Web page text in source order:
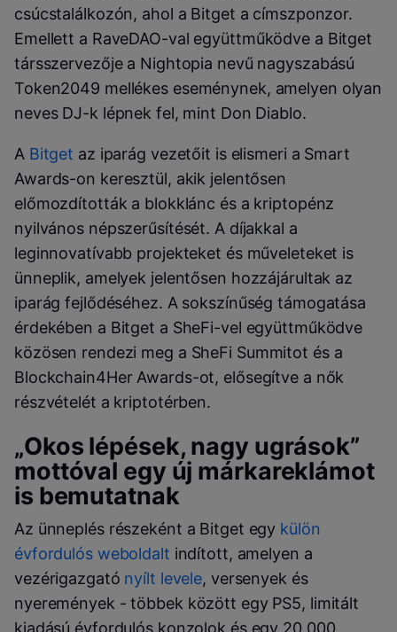
csúcstalálkozón, ahol a Bitget a címszponzor.
Emellett a RaveDAO-val együttműködve a Bitget
társszervezője a Nightopia nevű nagyszabású
Token2049 mellékes eseménynek, amelyen olyan
neves DJ-k lépnek fel, mint Don Diablo.
A Bitget az iparág vezetőit is elismeri a Smart
Awards-on keresztül, akik jelentősen
előmozdították a blokklánc és a kriptopénz
nyilvános népszerűsítését. A díjakkal a
leginnovatívabb projekteket és műveleteket is
ünneplik, amelyek jelentősen hozzájárultak az
iparág fejlődéséhez. A sokszínűség támogatása
érdekében a Bitget a SheFi-vel együttműködve
közösen rendezi meg a SheFi Summitot és a
Blockchain4Her Awards-ot, elősegítve a nők
részvételét a kriptotérben.
„Okos lépések, nagy ugrások”
mottóval egy új márkareklámot
is bemutatnak
Az ünneplés részeként a Bitget egy külön
évfordulós weboldalt indított, amelyen a
vezérigazgató nyílt levele, versenyek és
nyeremények - többek között egy PS5, limitált
kiadású évfordulós konzolok és egy 20 000